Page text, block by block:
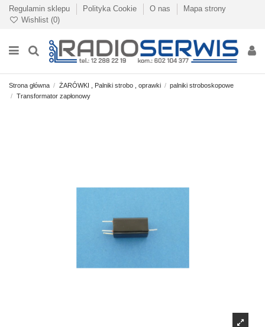
Regulamin sklepu Polityka Cookie O nas
Mapa strony
Wishlist (0)
Strona główna ŻARÓWKI , Palniki strobo , oprawki
palniki stroboskopowe
Transformator zapłonowy